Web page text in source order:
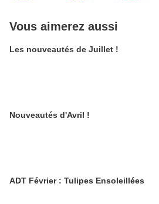
Vous aimerez aussi
Les nouveautés de Juillet !
Nouveautés d'Avril !
ADT Février : Tulipes Ensoleillées